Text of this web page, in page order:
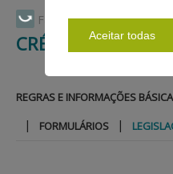
Faça Swipe para ver o
AJUDAS/APOIOS
INFORMAÇÕES
ESTATÍSTICAS
CRÉDITO CURTO
REGRAS E INFORMAÇÕES
| FORMULÁRIOS |
Aceitar todas